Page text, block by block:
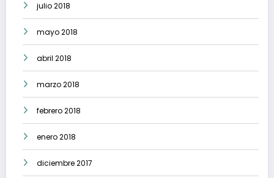
julio 2018
mayo 2018
abril 2018
marzo 2018
febrero 2018
enero 2018
diciembre 2017